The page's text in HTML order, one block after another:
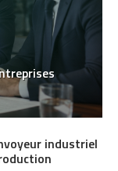
industriel